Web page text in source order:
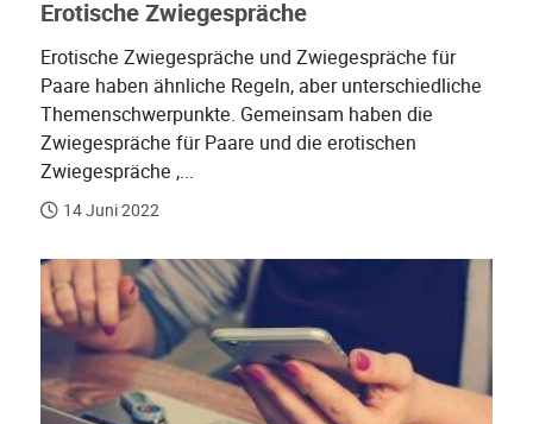
Erotische Zwiegespräche
Erotische Zwiegespräche und Zwiegespräche für
Paare haben ähnliche Regeln, aber unterschiedliche
Themenschwerpunkte. Gemeinsam haben die
Zwiegespräche für Paare und die erotischen
Zwiegespräche ,...
14 Juni 2022